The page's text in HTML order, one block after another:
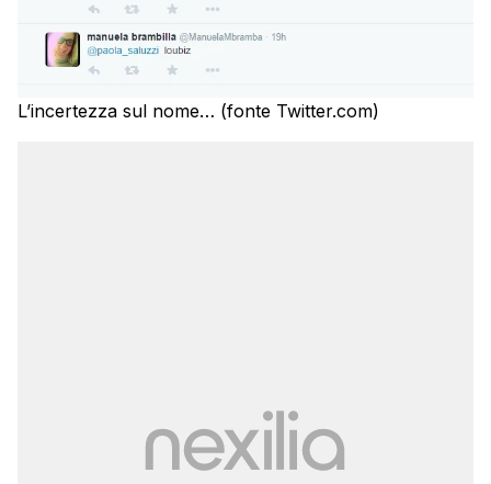
L’incertezza sul nome… (fonte Twitter.com)